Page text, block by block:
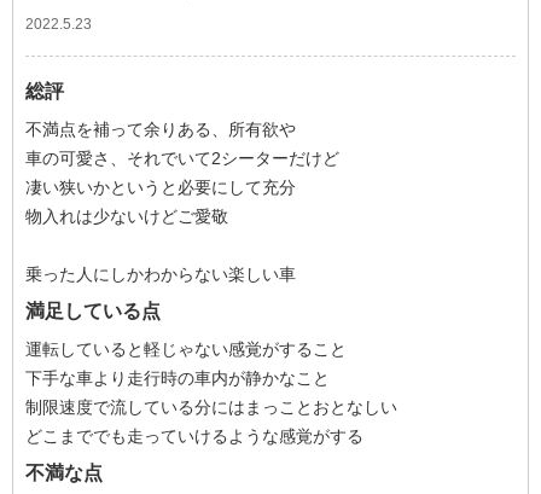
2022.5.23
総評
不満点を補って余りある、所有欲や
車の可愛さ、それでいて2シーターだけど
凄い狭いかというと必要にして充分
物入れは少ないけどご愛敬
乗った人にしかわからない楽しい車
満足している点
運転していると軽じゃない感覚がすること
下手な車より走行時の車内が静かなこと
制限速度で流している分にはまっことおとなしい
どこまででも走っていけるような感覚がする
不満な点